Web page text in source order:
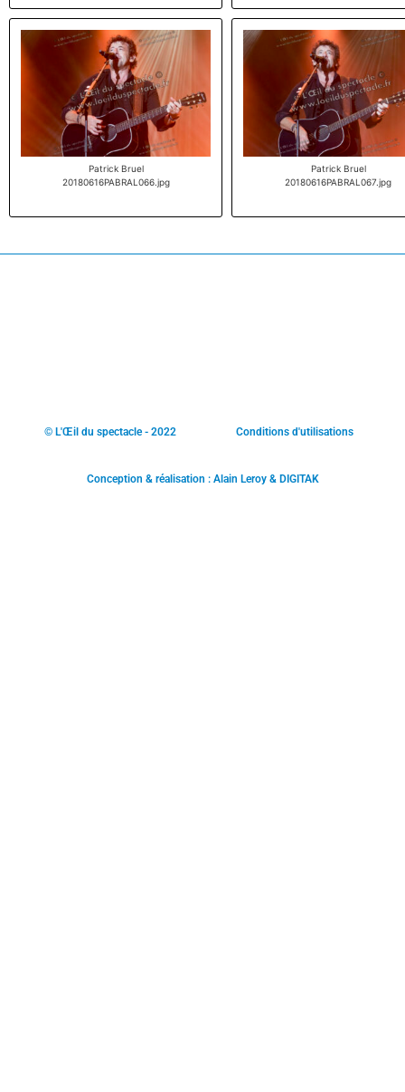
Patrick Bruel
20180616PABRAL066.jpg
Patrick Bruel
20180616PABRAL067.jpg
© L'Œil du spectacle - 2022 Conditions d'utilisations
Conception & réalisation : Alain Leroy & DIGITAK